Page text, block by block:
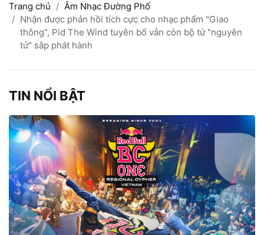
Trang chủ
Âm Nhạc Đường Phố
Nhận được phản hồi tích cực cho nhạc phẩm "Giao
thông", Pid The Wind tuyên bố vẫn còn bộ tứ "nguyên
tử" sắp phát hành
TIN NỔI BẬT